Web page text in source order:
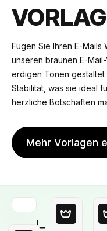
Fügen Sie Ihren E-Mails
unseren braunen E-
erdigen Tönen gestaltet
Stabilität, was sie ideal
herzliche Botschaften
Mehr Vorlagen